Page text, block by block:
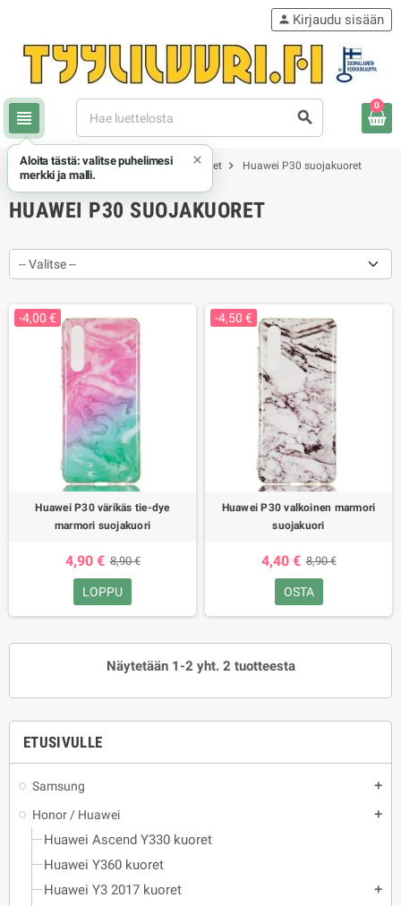
view_headline search
person Kirjaudu sisään
0
chevron_rightHonor / Huaweichevron_rightHuawei P30 kuoret chevron_right Huawei P30 suojakuoret
ETUSIVULLE
Samsung add
Honor / Huawei add
Huawei Ascend Y330 kuoret
Huawei Y360 kuoret
Huawei Y3 2017 kuoret
add
HUAWEI P30 SUOJAKUORET
-- Valitse --
-4,00 €
Huawei P30 värikäs tie-dye
marmori suojakuori
4,90 € 8,90 €
LOPPU
-4,50 €
Huawei P30 valkoinen marmori
suojakuori
4,40 € 8,90 €
OSTA
Näytetään 1-2 yht. 2 tuotteesta
Aloita tästä: valitse puhelimesi
merkki ja malli.
×